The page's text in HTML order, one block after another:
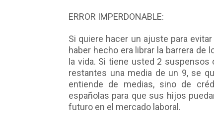
ERROR IMPERDONABLE:
Si quiere hacer un ajuste para
haber hecho era librar la barrera
la vida. Si tiene usted 2
restantes una media de un 9, se
entiende de medias, sino de
españolas para que sus hijos
futuro en el mercado laboral.